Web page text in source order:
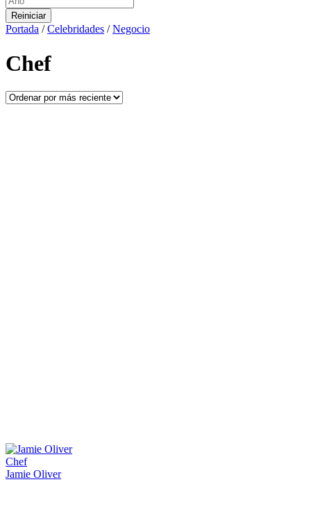
Reiniciar
Portada / Celebridades / Negocio
Chef
Chef
Jamie Oliver